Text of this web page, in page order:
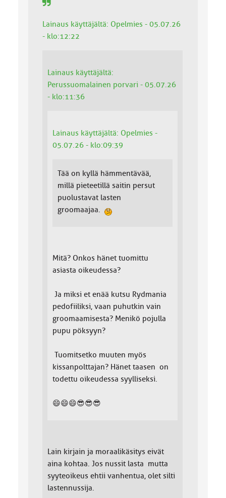
Lainaus käyttäjältä: Opelmies - 05.07.26
- klo:12:22
Lainaus käyttäjältä:
Perussuomalainen porvari - 05.07.26
- klo:11:36
Lainaus käyttäjältä: Opelmies -
05.07.26 - klo:09:39
Tää on kyllä hämmentävää,
millä pieteetillä saitin persut
puolustavat lasten
groomaajaa.
Mitä? Onkos hänet tuomittu
asiasta oikeudessa?
Ja miksi et enää kutsu Rydmania
pedofiiliksi, vaan puhutkin vain
groomaamisesta? Menikö pojulla
pupu pöksyyn?
Tuomitsetko muuten myös
kissanpolttajan? Hänet taasen on
todettu oikeudessa syylliseksi.
😄😄😄😎😎😎
Lain kirjain ja moraalikäsitys eivät
aina kohtaa. Jos nussit lasta mutta
syyteoikeus ehtii vanhentua, olet silti
lastennussija.